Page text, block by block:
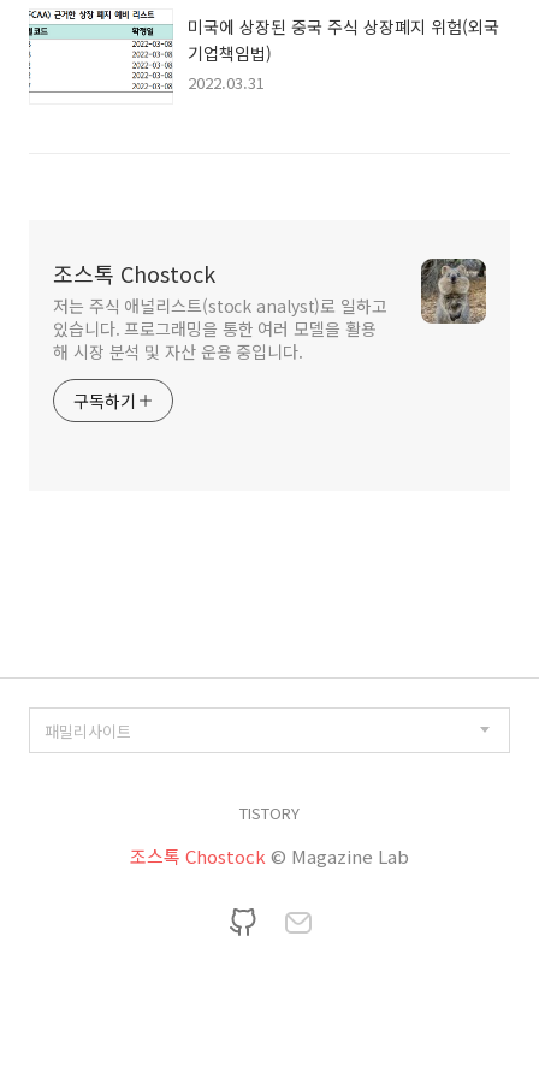
미국에 상장된 중국 주식 상장폐지 위험(외국
기업책임법)
2022.03.31
조스톡 Chostock
저는 주식 애널리스트(stock analyst)로 일하고
있습니다. 프로그래밍을 통한 여러 모델을 활용
해 시장 분석 및 자산 운용 중입니다.
구독하기
TISTORY
조스톡 Chostock © Magazine Lab